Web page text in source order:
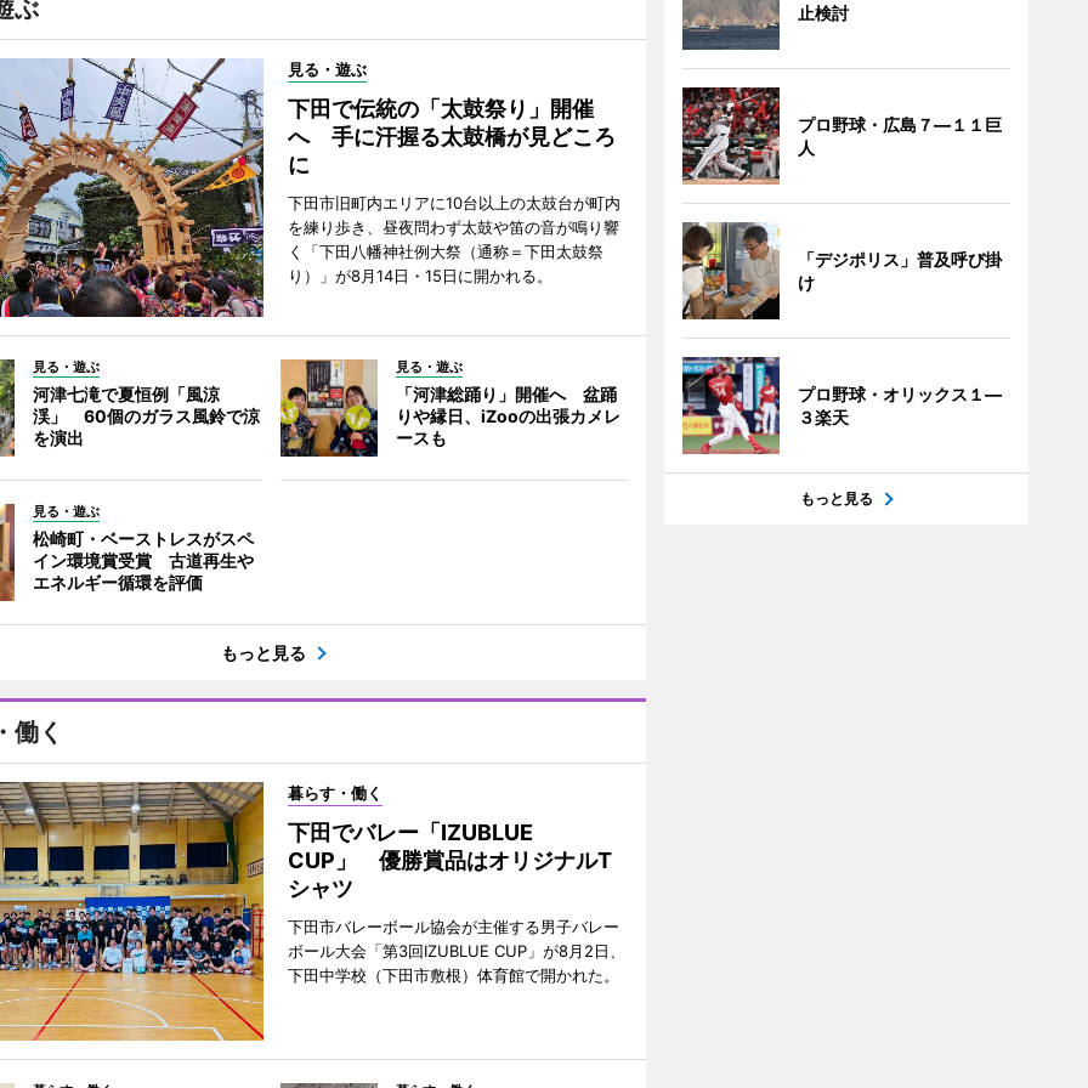
ぶ
見る・遊ぶ
下田で伝統の「太鼓祭り」開催
へ 手に汗握る太鼓橋が見どころ
に
下田市旧町内エリアに10台以上の太鼓台が町内
を練り歩き、昼夜問わず太鼓や笛の音が鳴り響
く「下田八幡神社例大祭（通称＝下田太鼓祭
り）」が8月14日・15日に開かれる。
見る・遊ぶ
河津七滝で夏恒例「風涼
渓」 60個のガラス風鈴で涼
を演出
見る・遊ぶ
「河津総踊り」開催へ 盆踊
りや縁日、iZooの出張カメレ
ースも
見る・遊ぶ
松崎町・ベーストレスがスペ
イン環境賞受賞 古道再生や
エネルギー循環を評価
もっと見る
働く
暮らす・働く
下田でバレー「IZUBLUE
CUP」 優勝賞品はオリジナルT
シャツ
下田市バレーボール協会が主催する男子バレー
ボール大会「第3回IZUBLUE CUP」が8月2日、
下田中学校（下田市敷根）体育館で開かれた。
止検討
プロ野球・広島７―１１巨
人
「デジポリス」普及呼び掛
け
プロ野球・オリックス１―
３楽天
もっと見る